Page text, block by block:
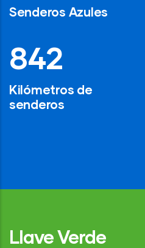
Senderos Azules
1,200
Kilómetros de
senderos
Llave Verde